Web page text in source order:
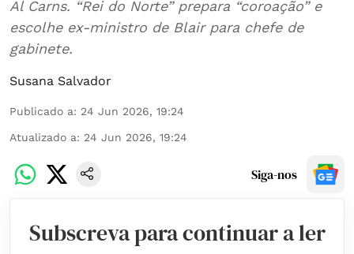
Al Carns. “Rei do Norte” prepara “coroação” e
escolhe ex-ministro de Blair para chefe de
gabinete.
Susana Salvador
Publicado a: 24 Jun 2026, 19:24
Atualizado a: 24 Jun 2026, 19:24
Siga-nos
Subscreva para continuar a ler